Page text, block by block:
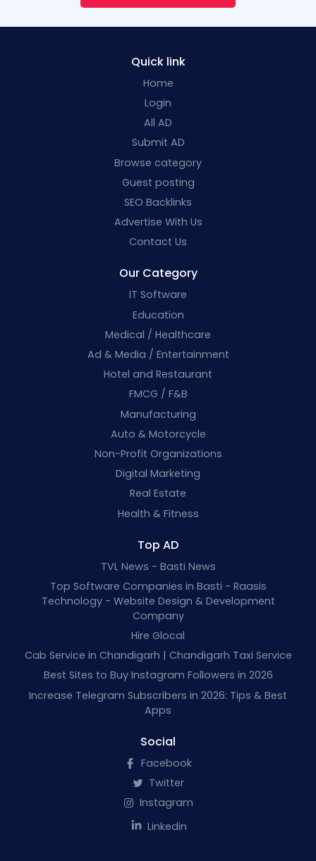
Quick link
Home
Login
All AD
Submit AD
Browse category
Guest posting
SEO Backlinks
Advertise With Us
Contact Us
Our Category
IT Software
Education
Medical / Healthcare
Ad & Media / Entertainment
Hotel and Restaurant
FMCG / F&B
Manufacturing
Auto & Motorcycle
Non-Profit Organizations
Digital Marketing
Real Estate
Health & Fitness
Top AD
TVL News - Basti News
Top Software Companies in Basti - Raasis
Technology - Website Design & Development
Company
Hire Glocal
Cab Service in Chandigarh | Chandigarh Taxi Service
Best Sites to Buy Instagram Followers in 2026
Increase Telegram Subscribers in 2026: Tips & Best
Apps
Social
Facebook
Twitter
Instagram
Linkedin